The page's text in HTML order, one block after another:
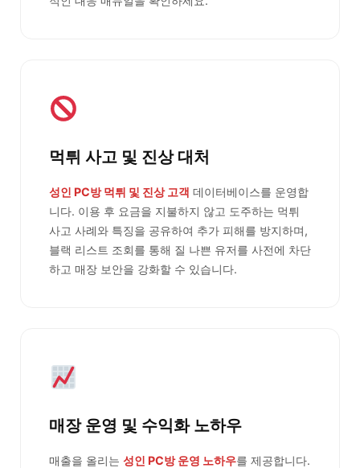
먹튀 사고 및 진상 대처
성인 PC방 먹튀 및 진상 고객 데이터베이스를 운영합
니다. 이용 후 요금을 지불하지 않고 도주하는 먹튀
사고 사례와 특징을 공유하여 추가 피해를 방지하며,
블랙 리스트 조회를 통해 질 나쁜 유저를 사전에 차단
하고 매장 보안을 강화할 수 있습니다.
매장 운영 및 수익화 노하우
매출을 올리는 성인 PC방 운영 노하우를 제공합니다.